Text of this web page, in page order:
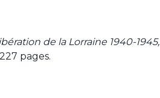
de la Lorraine 1940-1945,
pages.